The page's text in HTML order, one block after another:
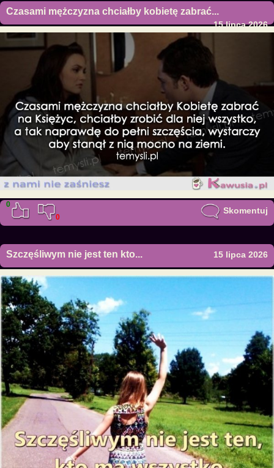
Czasami mężczyzna chciałby kobietę zabrać...
15 lipca 2026
0
0
Skomentuj
Szczęśliwym nie jest ten kto... 15 lipca 2026